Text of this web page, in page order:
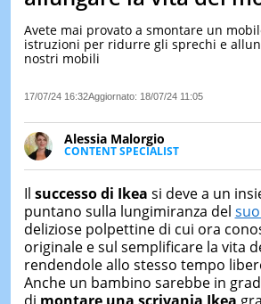
Avete mai provato a smontare un
istruzioni per ridurre gli sprechi e
nostri mobili
17/07/24 16:32Aggiornato: 18/07/24 11:05
Alessia Malorgio
CONTENT SPECIALIST
Ha conseguito un Master in
e Google Digital Training su
occupa della creazione di
dello sviluppo di strategie
canali digitali.
Il successo di Ikea si deve a un
puntano sulla lungimiranza del
deliziose polpettine di cui ora
originale e sul semplificare la vita
rendendole allo stesso tempo
Anche un bambino sarebbe in